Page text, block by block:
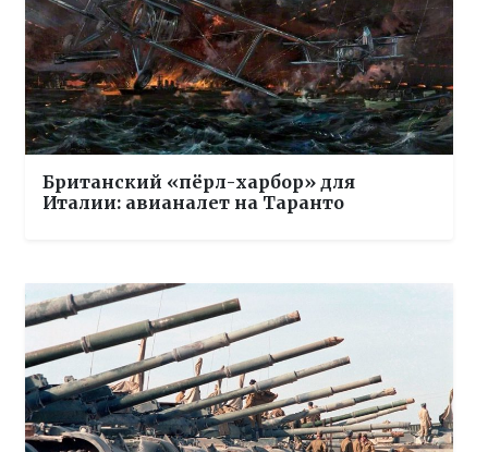
Британский «пёрл-харбор» для
Италии: авианалет на Таранто